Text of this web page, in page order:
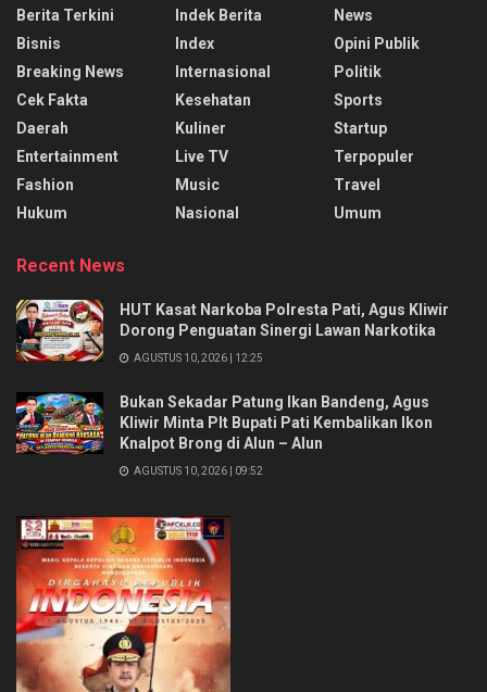
Berita Terkini
Bisnis
Breaking News
Cek Fakta
Daerah
Entertainment
Fashion
Hukum
Indek Berita
Index
Internasional
Kesehatan
Kuliner
Live TV
Music
Nasional
News
Opini Publik
Politik
Sports
Startup
Terpopuler
Travel
Umum
Recent News
HUT Kasat Narkoba Polresta Pati, Agus Kliwir
Dorong Penguatan Sinergi Lawan Narkotika
AGUSTUS 10, 2026 | 12:25
Bukan Sekadar Patung Ikan Bandeng, Agus
Kliwir Minta Plt Bupati Pati Kembalikan Ikon
Knalpot Brong di Alun – Alun
AGUSTUS 10, 2026 | 09:52